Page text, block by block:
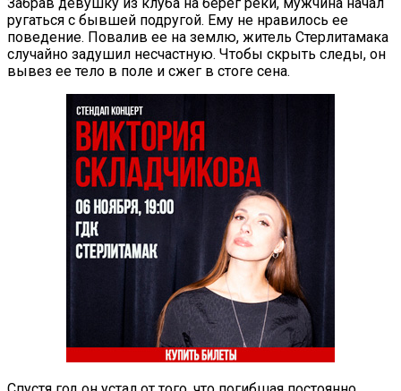
ругаться с бывшей подругой. Ему не нравилось ее
поведение. Повалив ее на землю, житель Стерлитамака
случайно задушил несчастную. Чтобы скрыть следы, он
вывез ее тело в поле и сжег в стоге сена.